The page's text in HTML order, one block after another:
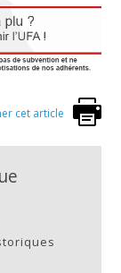
cet article